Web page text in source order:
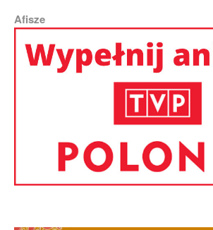
Afisze